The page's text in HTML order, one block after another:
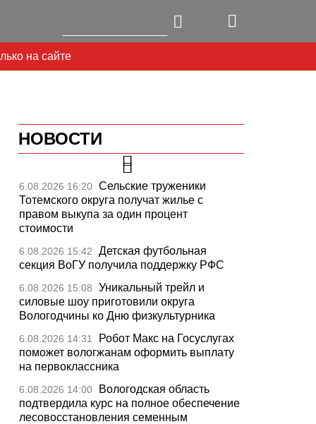
на сайте
НОВОСТИ
6.08.2026 16:20 Сельские труженики
Тотемского округа получат жилье с
правом выкупа за один процент
стоимости
6.08.2026 15:42
Детская футбольная
секция ВоГУ получила поддержку РФС
6.08.2026 15:08
Уникальный трейл и
силовые шоу приготовили округа
Вологодчины ко Дню физкультурника
6.08.2026 14:31
Робот Макс на Госуслугах
поможет вологжанам оформить выплату
на первоклассника
6.08.2026 14:00
Вологодская область
подтвердила курс на полное обеспечение
лесовосстановления семенным